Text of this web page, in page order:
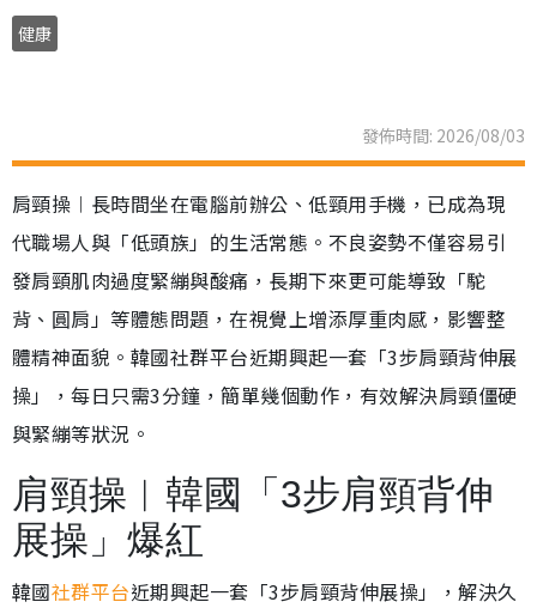
健康
發佈時間: 2026/08/03
肩頸操︱長時間坐在電腦前辦公、低頸用手機，已成為現
代職場人與「低頭族」的生活常態。不良姿勢不僅容易引
發肩頸肌肉過度緊繃與酸痛，長期下來更可能導致「駝
背、圓肩」等體態問題，在視覺上增添厚重肉感，影響整
體精神面貌。韓國社群平台近期興起一套「3步肩頸背伸展
操」，每日只需3分鐘，簡單幾個動作，有效解決肩頸僵硬
與緊繃等狀況。
肩頸操︱韓國「3步肩頸背伸
展操」爆紅
韓國社群平台近期興起一套「3步肩頸背伸展操」，解決久